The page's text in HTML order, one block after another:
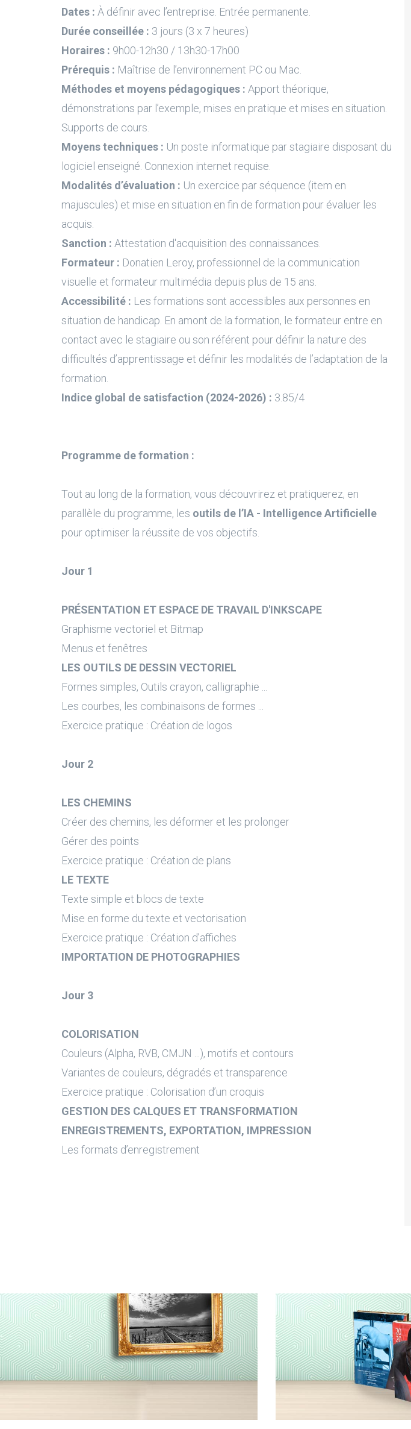
Dates : À définir avec l’entreprise. Entrée permanente.
Durée conseillée : 3 jours (3 x 7 heures)
Horaires : 9h00-12h30 / 13h30-17h00
Prérequis : Maîtrise de l’environnement PC ou Mac.
Méthodes et moyens pédagogiques : Apport théorique,
démonstrations par l’exemple, mises en pratique et mises en situation.
Supports de cours.
Moyens techniques : Un poste informatique par stagiaire disposant du
logiciel enseigné. Connexion internet requise.
Modalités d’évaluation : Un exercice par séquence (item en
majuscules) et mise en situation en fin de formation pour évaluer les
acquis.
Sanction : Attestation d'acquisition des connaissances.
Formateur : Donatien Leroy, professionnel de la communication
visuelle et formateur multimédia depuis plus de 15 ans.
Accessibilité : Les formations sont accessibles aux personnes en
situation de handicap. En amont de la formation, le formateur entre en
contact avec le stagiaire ou son référent pour définir la nature des
difficultés d’apprentissage et définir les modalités de l’adaptation de la
formation.
Indice global de satisfaction (2024-2026) : 3.85/4
Programme de formation :
Tout au long de la formation, vous découvrirez et pratiquerez, en
parallèle du programme, les outils de l’IA - Intelligence Artificielle
pour optimiser la réussite de vos objectifs.
Jour 1
PRÉSENTATION ET ESPACE DE TRAVAIL D'INKSCAPE
Graphisme vectoriel et Bitmap
Menus et fenêtres
LES OUTILS DE DESSIN VECTORIEL
Formes simples, Outils crayon, calligraphie ...
Les courbes, les combinaisons de formes ...
Exercice pratique : Création de logos
Jour 2
LES CHEMINS
Créer des chemins, les déformer et les prolonger
Gérer des points
Exercice pratique : Création de plans
LE TEXTE
Texte simple et blocs de texte
Mise en forme du texte et vectorisation
Exercice pratique : Création d’affiches
IMPORTATION DE PHOTOGRAPHIES
Jour 3
COLORISATION
Couleurs (Alpha, RVB, CMJN ...), motifs et contours
Variantes de couleurs, dégradés et transparence
Exercice pratique : Colorisation d’un croquis
GESTION DES CALQUES ET TRANSFORMATION
ENREGISTREMENTS, EXPORTATION, IMPRESSION
Les formats d’enregistrement